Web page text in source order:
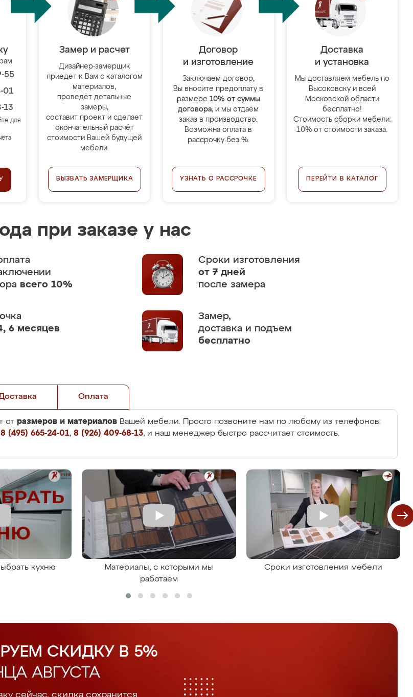
55
01
13
для
Замер и расчет
Дизайнер-замерщик
приедет к Вам с каталогом
материалов,
проведёт детальные
замеры,
составит проект и сделает
окончательный расчёт
стоимости Вашей будущей
мебели.
ВЫЗВАТЬ ЗАМЕРЩИКА
Договор
и изготовление
Заключаем договор,
Вы вносите предоплату в
размере 10% от суммы
договора, и мы отдаём
заказ в производство.
Возможна оплата в
рассрочку без %.
УЗНАТЬ О РАССРОЧКЕ
Доставка
и установка
Мы доставляем мебель по
Высоковску и всей
Московской области
бесплатно!
Стоимость сборки мебели:
10% от стоимости заказа.
ПЕРЕЙТИ В КАТАЛОГ
при заказе у нас
всего 10%
Сроки изготовления
от 7 дней
после замера
6 месяцев
Замер,
доставка и подъем
бесплатно
Оплата
от размеров и материалов Вашей мебели. Просто позвоните нам по любому из телефонов:
8 (495) 665-24-01, 8 (926) 409-68-13, и наш менеджер быстро рассчитает стоимость.
кухню
Материалы, с которыми мы
работаем
Сроки изготовления мебели
СКИДКУ В 5%
АВГУСТА
сейчас, скидка сохранится.